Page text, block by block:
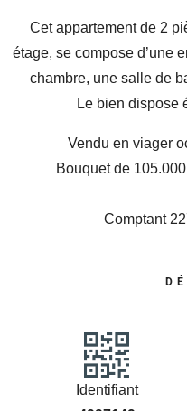
Cet appartement de 2
étage, se compose d’une
chambre, une salle de
Le bien dispose
Vendu en viager
Bouquet de
Comptant
Identifiant